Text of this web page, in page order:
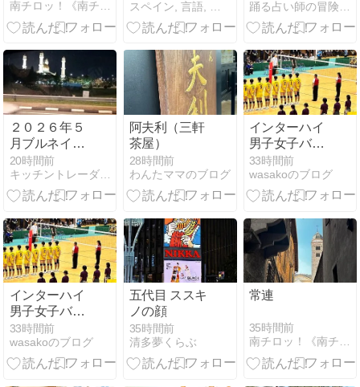
¡Qué
sinvergüenzas
hombres! 殿方
は嘘吐き Gli
Uomini...che
Mascalzoni!
(1932 明日
Venice Film
Festival) / 人間
は苦しむため
に生まれて来
た Madame
Bovary (1934)
Estamos en
esta tierra para
sufrir / video-
corrida-de-
toros-de-
candiles-de-
Marbella-2026
ったけど全然
死にそうにな
🤣
２０２６年５
月ブルネイ旅
行その１１
20時間前
阿夫利（三軒
茶屋）
28時間前
わんたママのブログ
インターハイ
男子女子バレ
ーボール決勝
33時間前
wasakoのブログ
インターハイ
男子女子バレ
ーボール決勝
33時間前
wasakoのブログ
五代目 ススキ
ノの顔
35時間前
清多夢くらぶ
常連
35時間前
南チロッ！《南チロル地方なのにイタリアという…》